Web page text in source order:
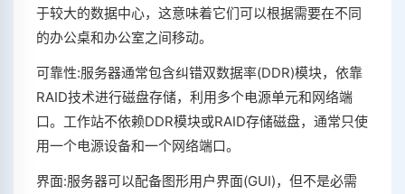
于较大的数据中心，这意味着它们可以根据需要在不同
的办公桌和办公室之间移动。
可靠性:服务器通常包含纠错双数据率(DDR)模块，依靠
RAID技术进行磁盘存储，利用多个电源单元和网络端
口。工作站不依赖DDR模块或RAID存储磁盘，通常只使
用一个电源设备和一个网络端口。
界面:服务器可以配备图形用户界面(GUI)，但不是必需